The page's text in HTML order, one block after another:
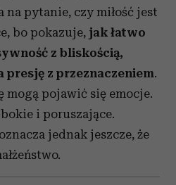
na pytanie, czy miłość jest
bo pokazuje, jak łatwo
z bliskością,
presję z przeznaczeniem.
mogą pojawić się emocje.
i poruszające.
jednak jeszcze, że